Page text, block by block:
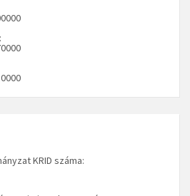
KRID száma: